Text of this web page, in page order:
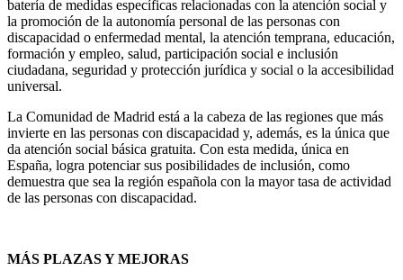
batería de medidas específicas relacionadas con la atención social y
la promoción de la autonomía personal de las personas con
discapacidad o enfermedad mental, la atención temprana, educación,
formación y empleo, salud, participación social e inclusión
ciudadana, seguridad y protección jurídica y social o la accesibilidad
universal.
La Comunidad de Madrid está a la cabeza de las regiones que más
invierte en las personas con discapacidad y, además, es la única que
da atención social básica gratuita. Con esta medida, única en
España, logra potenciar sus posibilidades de inclusión, como
demuestra que sea la región española con la mayor tasa de actividad
de las personas con discapacidad.
MÁS PLAZAS Y MEJORAS